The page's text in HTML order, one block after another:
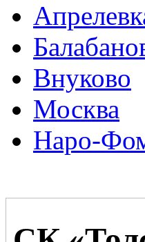
Внуково
Москва
Наро-